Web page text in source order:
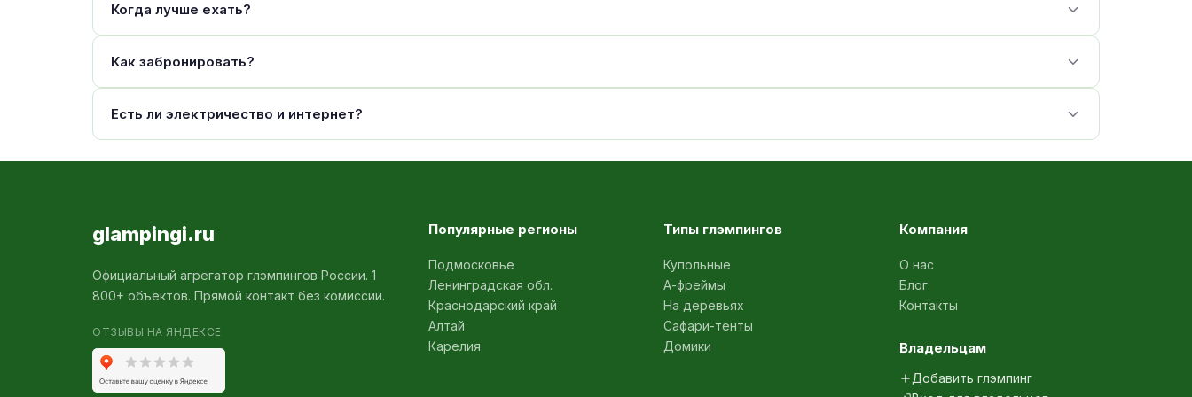
Когда лучше ехать?
Как забронировать?
Есть ли электричество и интернет?
glampingi.ru
Официальный агрегатор глэмпингов России. 1
800+ объектов. Прямой контакт без комиссии.
ОТЗЫВЫ НА ЯНДЕКСЕ
Популярные регионы
Подмосковье
Ленинградская обл.
Краснодарский край
Алтай
Карелия
Типы глэмпингов
Купольные
А-фреймы
На деревьях
Сафари-тенты
Домики
Компания
О нас
Блог
Контакты
Владельцам
Добавить глэмпинг